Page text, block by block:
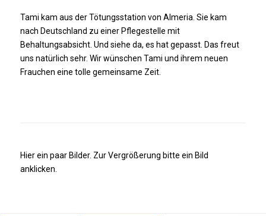
Tami kam aus der Tötungsstation von Almeria. Sie kam
nach Deutschland zu einer Pflegestelle mit
Behaltungsabsicht. Und siehe da, es hat gepasst. Das freut
uns natürlich sehr. Wir wünschen Tami und ihrem neuen
Frauchen eine tolle gemeinsame Zeit.
Hier ein paar Bilder. Zur Vergrößerung bitte ein Bild
anklicken.